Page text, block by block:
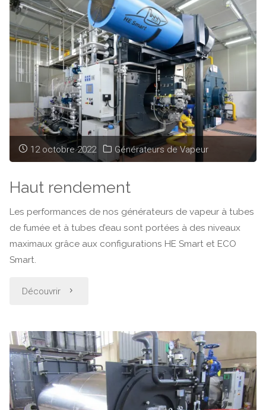
12 octobre 2022 Générateurs de Vapeur
Haut rendement
Les performances de nos générateurs de vapeur à tubes
de fumée et à tubes d’eau sont portées à des niveaux
maximaux grâce aux configurations HE Smart et ECO
Smart.
Découvrir "Haut